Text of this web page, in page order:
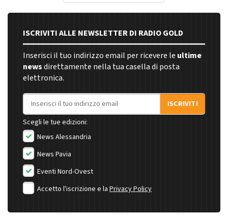
ISCRIVITI ALLE NEWSLETTER DI RADIO GOLD
Inserisci il tuo indirizzo email per ricevere le ultime
newsdirettamente nella tua casella di posta
elettronica.
Indirizzo email
ISCRIVITI
Scegli le tue edizioni:
News Alessandria
News Pavia
Eventi Nord-Ovest
Accetto l'iscrizione e la Privacy Policy